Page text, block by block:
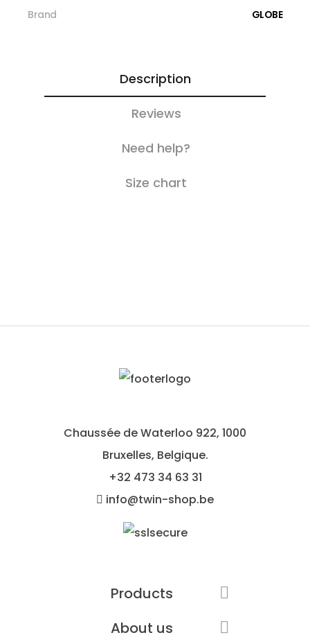
Brand
GLOBE
Description
Reviews
Need help?
Size chart
Chaussée de Waterloo 922, 1000
Bruxelles, Belgique.
+32 473 34 63 31
info@twin-shop.be
Products 
About us 